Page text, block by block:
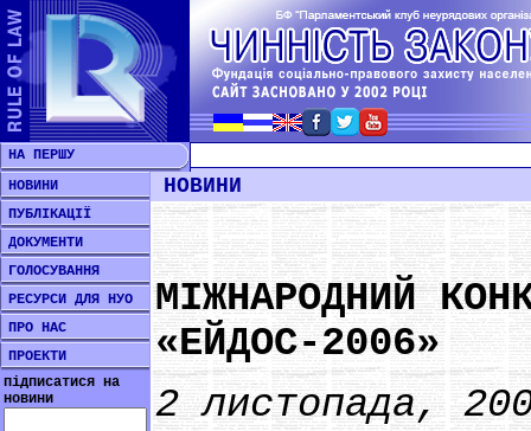
НА ПЕРШУ
НОВИНИ
ПУБЛІКАЦІЇ
ДОКУМЕНТИ
ГОЛОСУВАННЯ
РЕСУРСИ ДЛЯ НУО
ПРО НАС
ПРОЕКТИ
підписатися на
новини
НОВИНИ
МІЖНАРОДНИЙ
«ЕЙДОС-2006»
2 листопада,